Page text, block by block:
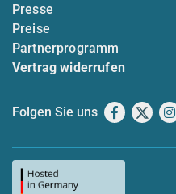
Presse
Preise
Partnerprogramm
Vertrag widerrufen
Folgen Sie uns Facebook
X